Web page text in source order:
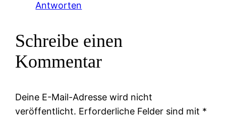
Antworten
Schreibe einen
Kommentar
Deine E-Mail-Adresse wird nicht
veröffentlicht. Erforderliche Felder sind mit *